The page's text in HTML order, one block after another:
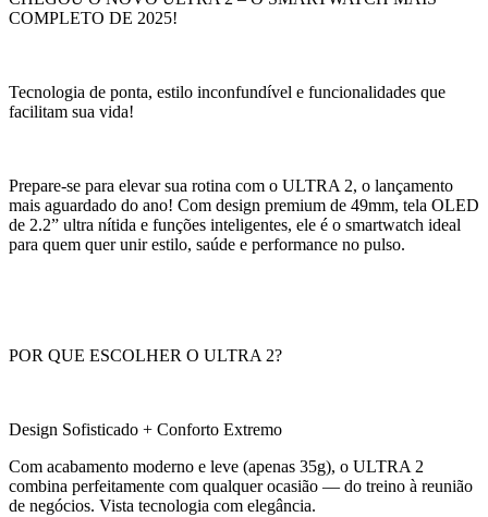
COMPLETO DE 2025!
Tecnologia de ponta, estilo inconfundível e funcionalidades que
facilitam sua vida!
Prepare-se para elevar sua rotina com o ULTRA 2, o lançamento
mais aguardado do ano! Com design premium de 49mm, tela OLED
de 2.2” ultra nítida e funções inteligentes, ele é o smartwatch ideal
para quem quer unir estilo, saúde e performance no pulso.
POR QUE ESCOLHER O ULTRA 2?
Design Sofisticado + Conforto Extremo
Com acabamento moderno e leve (apenas 35g), o ULTRA 2
combina perfeitamente com qualquer ocasião — do treino à reunião
de negócios. Vista tecnologia com elegância.